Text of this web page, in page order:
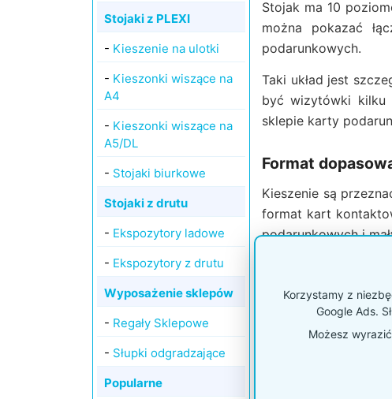
Stojaki z PLEXI
- Kieszenie na ulotki
- Kieszonki wiszące na
A4
- Kieszonki wiszące na
A5/DL
- Stojaki biurkowe
Stojaki z drutu
- Ekspozytory ladowe
- Ekspozytory z drutu
Wyposażenie sklepów
- Regały Sklepowe
- Słupki odgradzające
Popularne
Stojak ma 10
można pokazać
podarunkowych.
Taki układ jest
być wizytówki kilku
sklepie karty
Format
Kieszenie są
format kart
podarunkowych i
Każde miejsce ma
pokazowe. Dzięki
voucherów lub kart
usługi. Przy
Korzystamy z
Google Ads.
Możesz